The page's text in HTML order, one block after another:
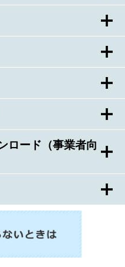
ロード（事業者向